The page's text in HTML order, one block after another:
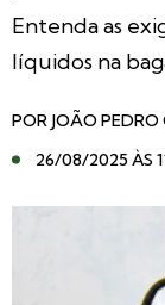
Entenda as
líquidos na
POR JOÃO PEDRO
26/08/2025 ÀS